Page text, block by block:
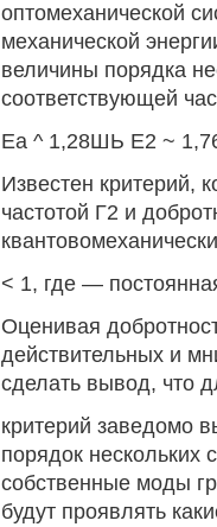
оптомеханической
механической
величины порядка
соответствующей
Еа ^ 1,28ШЬ Е2 ~
Известен критерий,
частотой Г2 и
< 1, где —
Оценивая
действительных и
сделать вывод, что
критерий заведомо
порядок нескольких
собственные моды
будут проявлять